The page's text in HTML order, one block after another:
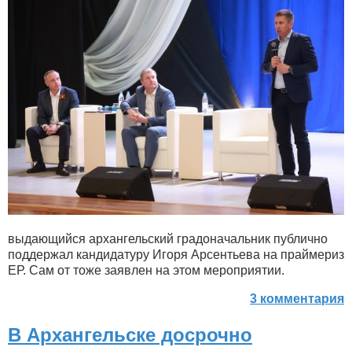
выдающийся архангельский градоначальник публично
поддержал кандидатуру Игоря Арсентьева на праймериз
ЕР. Сам от тоже заявлен на этом мероприятии.
3 комментария
В Архангельске досрочно